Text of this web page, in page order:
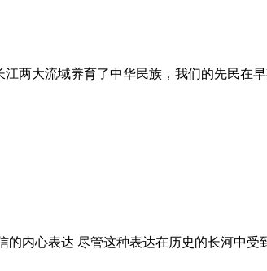
两大流域养育了中华民族，我们的先民
内心表达 尽管这种表达在历史的长河中